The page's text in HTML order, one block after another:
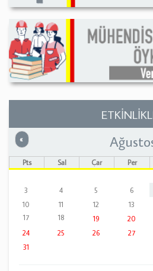
« Önceki
Pts Sal Çar Per
3
4 5 6
10
11 12 13
17
18 19 20
24
25 26 27
31